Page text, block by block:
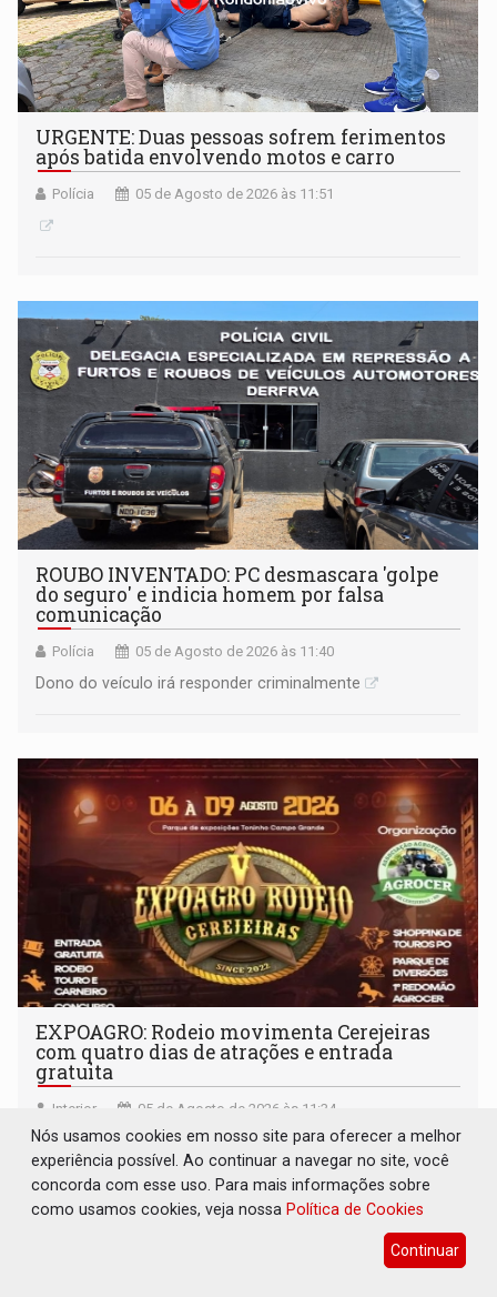
URGENTE: Duas pessoas sofrem ferimentos
após batida envolvendo motos e carro
Polícia 05 de Agosto de 2026 às 11:51
ROUBO INVENTADO: PC desmascara 'golpe
do seguro' e indicia homem por falsa
comunicação
Polícia 05 de Agosto de 2026 às 11:40
Dono do veículo irá responder criminalmente
EXPOAGRO: Rodeio movimenta Cerejeiras
com quatro dias de atrações e entrada
gratuita
Interior 05 de Agosto de 2026 às 11:34
Evento começa nesta quinta-feira (6) e terá provas e
competições, parque de diversões, rodeio e shows
Nós usamos cookies em nosso site para oferecer a melhor
experiência possível. Ao continuar a navegar no site, você
concorda com esse uso. Para mais informações sobre
como usamos cookies, veja nossa Política de Cookies
Continuar